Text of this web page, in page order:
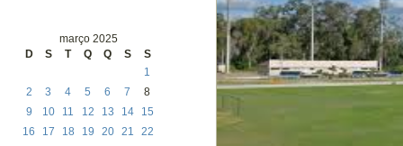
março 2025
D
S T Q Q S S
1
2
3 4 5 6 7
8
9
10 11 12 13 14
15
16
17 18 19 20 21
22